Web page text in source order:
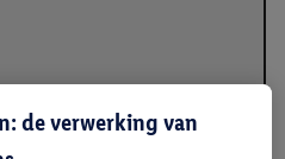
de verwerking van